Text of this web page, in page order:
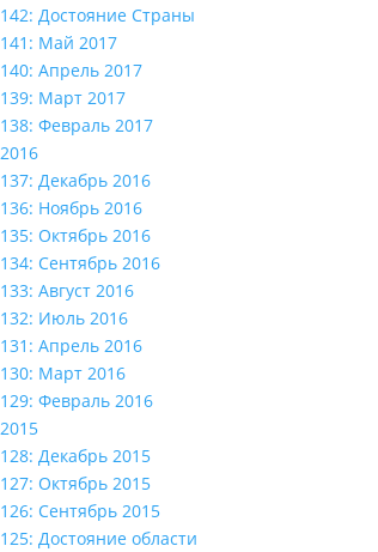
142: Достояние Страны
141: Май 2017
140: Апрель 2017
139: Март 2017
138: Февраль 2017
2016
137: Декабрь 2016
136: Ноябрь 2016
135: Октябрь 2016
134: Сентябрь 2016
133: Август 2016
132: Июль 2016
131: Апрель 2016
130: Март 2016
129: Февраль 2016
2015
128: Декабрь 2015
127: Октябрь 2015
126: Сентябрь 2015
125: Достояние области